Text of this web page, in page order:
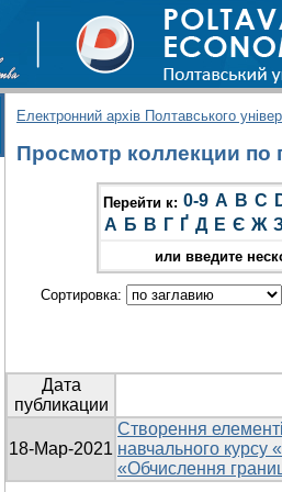
Електронний архів Полтавського
Просмотр коллекции по
Перейти к: 0-9 A B C
А Б В Г Ґ Д Е Є Ж
или введите
Сортировка:
Дата
публикации
18-Мар-2021
Створення
навчального курсу
«Обчислення